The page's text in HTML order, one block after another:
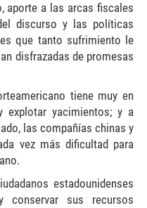
aporte a las arcas fiscales
discurso y las políticas
que tanto sufrimiento le
disfrazadas de promesas
tiene muy en
explotar yacimientos; y a
las compañías chinas y
vez más dificultad para
estadounidenses
sus recursos